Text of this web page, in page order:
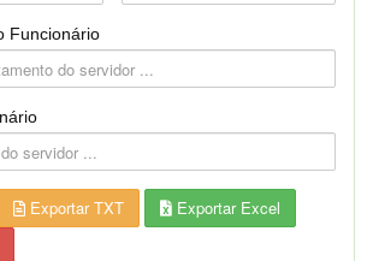
Funcionário
Exportar TXT
Exportar Excel